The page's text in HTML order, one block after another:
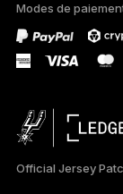
TÜRKÇE
DEUTSCH
PORTUGUÊS
ESPAÑOL
Modes de
Official Jersey